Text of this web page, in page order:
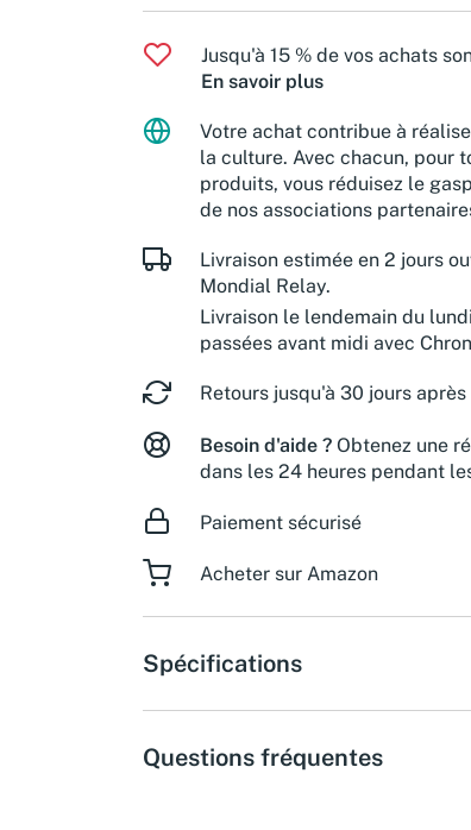
Jusqu'à 15 % de vos achats
En savoir plus
Votre achat contribue à
la culture. Avec chacun, pour
produits, vous réduisez le
de nos associations
Livraison estimée en 2 jours
Mondial Relay.
Livraison le lendemain du
passées avant midi avec
Retours jusqu'à 30 jours
Besoin d'aide ? Obtenez une
dans les 24 heures pendant
Paiement sécurisé
Acheter sur Amazon
Spécifications
Questions fréquentes